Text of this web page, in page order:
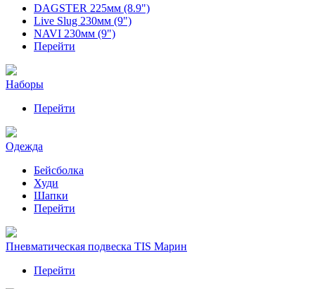
DAGSTER 225мм (8.9")
Live Slug 230мм (9")
NAVI 230мм (9")
Перейти
Наборы
Перейти
Одежда
Бейсболка
Худи
Шапки
Перейти
Пневматическая подвеска TIS Марин
Перейти